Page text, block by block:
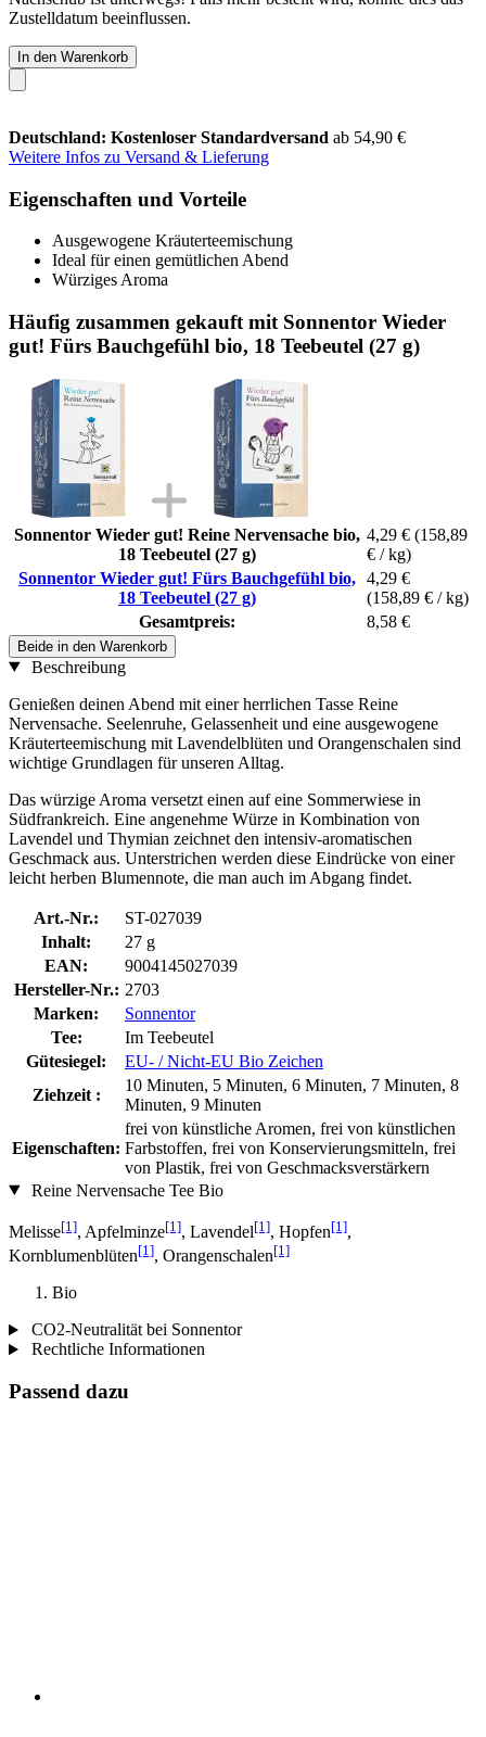
Zustelldatum beeinflussen.
In den Warenkorb
Deutschland: Kostenloser Standardversand ab 54,90 €
Weitere Infos zu Versand & Lieferung
Eigenschaften und Vorteile
Ausgewogene Kräuterteemischung
Ideal für einen gemütlichen Abend
Würziges Aroma
Häufig zusammen gekauft mit Sonnentor Wieder
gut! Fürs Bauchgefühl bio, 18 Teebeutel (27 g)
Sonnentor Wieder gut! Reine Nervensache bio,
18 Teebeutel (27 g)
4,29 € (158,89
€ / kg)
Sonnentor Wieder gut! Fürs Bauchgefühl bio,
18 Teebeutel (27 g)
4,29 €
(158,89 € / kg)
Gesamtpreis:
8,58 €
Beide in den Warenkorb
Beschreibung
Genießen deinen Abend mit einer herrlichen Tasse Reine
Nervensache. Seelenruhe, Gelassenheit und eine ausgewogene
Kräuterteemischung mit Lavendelblüten und Orangenschalen sind
wichtige Grundlagen für unseren Alltag.
Das würzige Aroma versetzt einen auf eine Sommerwiese in
Südfrankreich. Eine angenehme Würze in Kombination von
Lavendel und Thymian zeichnet den intensiv-aromatischen
Geschmack aus. Unterstrichen werden diese Eindrücke von einer
leicht herben Blumennote, die man auch im Abgang findet.
Art.-Nr.:
ST-027039
Inhalt:
27 g
EAN:
9004145027039
Hersteller-Nr.: 2703
Marken:
Sonnentor
Tee:
Im Teebeutel
Gütesiegel:
EU- / Nicht-EU Bio Zeichen
Ziehzeit :
10 Minuten, 5 Minuten, 6 Minuten, 7 Minuten, 8
Minuten, 9 Minuten
Eigenschaften:
frei von künstliche Aromen, frei von künstlichen
Farbstoffen, frei von Konservierungsmitteln, frei
von Plastik, frei von Geschmacksverstärkern
Reine Nervensache Tee Bio
Melisse[1], Apfelminze[1], Lavendel[1], Hopfen[1],
Kornblumenblüten[1], Orangenschalen[1]
Bio
CO2-Neutralität bei Sonnentor
Rechtliche Informationen
Passend dazu